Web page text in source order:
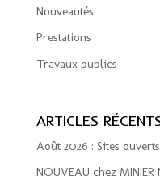
Nouveautés
Prestations
Travaux publics
ARTICLES
Août 2026 : Sites
NOUVEAU chez